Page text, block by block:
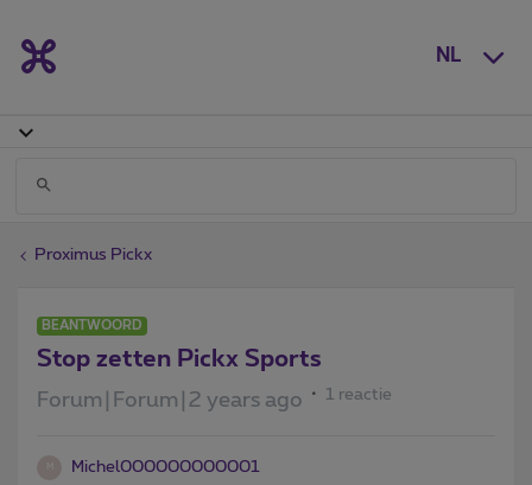
NL
Proximus Pickx
BEANTWOORD
Stop zetten Pickx Sports
Forum|Forum|2 years ago 1 reactie
Michel000000000001